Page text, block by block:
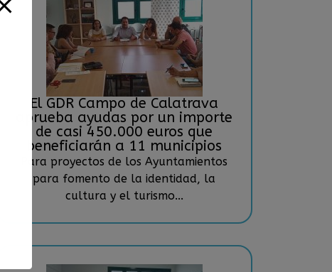
El GDR Campo de Calatrava
aprueba ayudas por un importe
de casi 450.000 euros que
beneficiarán a 11 municipios
Para proyectos de los Ayuntamientos
para fomento de la identidad, la
cultura y el turismo...